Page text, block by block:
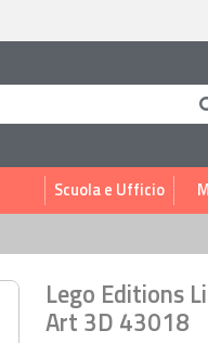
Scuola e Ufficio
Lego Editions
Art 3D 43018